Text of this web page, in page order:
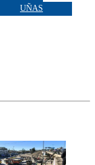
UÑAS